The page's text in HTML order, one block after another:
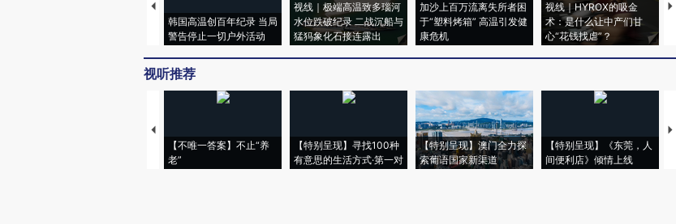
韩国高温创百年纪录 当局
警告停止一切户外活动
视线｜极端高温致多瑙河
水位跌破纪录 二战沉船与
猛犸象化石接连露出
加沙上百万流离失所者困
于“塑料烤箱” 高温引发健
康危机
视线｜HYROX的吸金
术：是什么让中产们甘
心“花钱找虐”？
视听推荐
【不唯一答案】不止“养
老”
【特别呈现】寻找100种
有意思的生活方式·第一对
【特别呈现】澳门全力探
索葡语国家新渠道
【特别呈现】《东莞，人
间便利店》倾情上线